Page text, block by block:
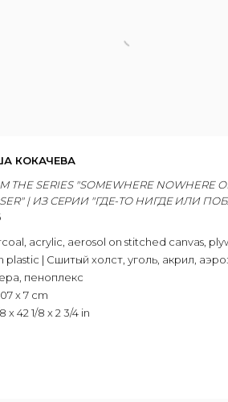
КОКАЧЕВА
THE SERIES "SOMEWHERE NOWHERE
| ИЗ СЕРИИ "ГДЕ-ТО НИГДЕ ИЛИ
acrylic aerosol on stitched canvas,
plastic | Сшитый холст, уголь, акрил
пеноплекс
x 7 cm
x 42 1/8 x 2 3/4 in